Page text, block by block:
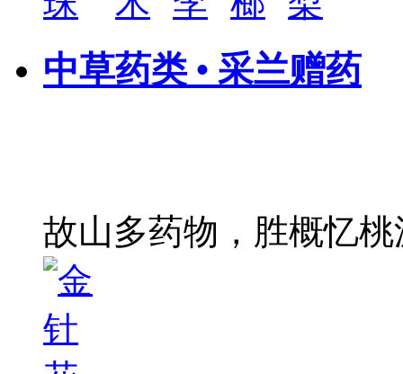
中草药类 • 采兰赠药
故山多药物，胜概忆桃